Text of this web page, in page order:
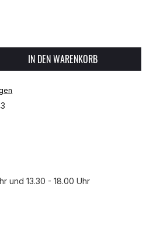
Gib den
IN DEN WARENKORB
und 13.30 - 18.00 Uhr